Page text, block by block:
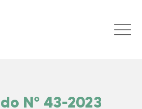
N° 43-2023